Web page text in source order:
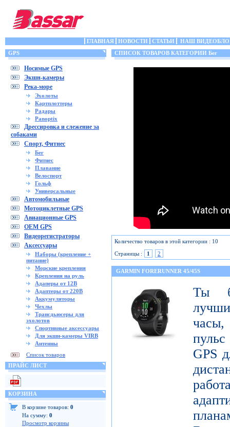
ГЛАВНАЯ НОВОСТИ СТАТЬИ
НАШ
GPS
Носимые GPS
Экшн-камеры
Река-море
Эхолоты
Картплоттеры
Радары
Panoptix
Дрессировка и слежение за
собаками
Спорт, Фитнес
Бег
Фитнес
Плавание
Велоспорт
Гольф
Универсальные
Автомобильные
Мотоциклетные GPS
Авиационные GPS
OEM GPS
Видеорегистраторы
Аксессуары
Наборы (крепление +
питание)
Морские крепления
Крепления на руль
Адаперы от 12В
Адаптеры от 220В
Аккумуляторы
Чехлы
Трансдьюсеры для
эхолотов
Спортивные аксессуары
Для экшн-камеры VIRB
Антенны
Список товаров
ПРАЙС ЛИСТ
КОРЗИНА
В корзине товаров: 0
На сумму: 0
Просмотр корзины
СПИСОК ТОВАРОВ КАТЕГОРИИ Бег
Количество товаров в этой категории : 10
Страницы :
1 2
GARMIN FORERUNNER 45/45S
Ты
GPS